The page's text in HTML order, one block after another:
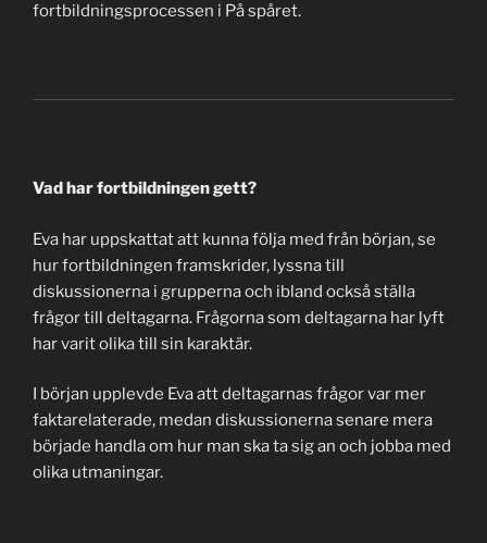
fortbildningsprocessen i På spåret.
Vad har fortbildningen gett?
Eva har uppskattat att kunna följa med från början, se
hur fortbildningen framskrider, lyssna till
diskussionerna i grupperna och ibland också ställa
frågor till deltagarna. Frågorna som deltagarna har lyft
har varit olika till sin karaktär.
I början upplevde Eva att deltagarnas frågor var mer
faktarelaterade, medan diskussionerna senare mera
började handla om hur man ska ta sig an och jobba med
olika utmaningar.